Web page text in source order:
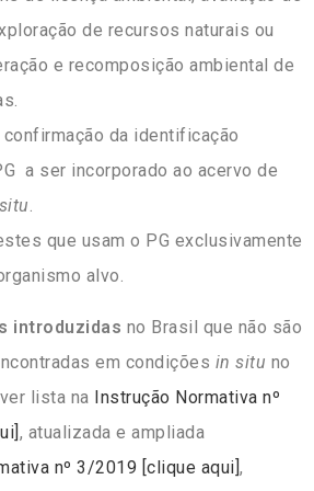
de recursos naturais ou
e recomposição ambiental de
da identificação
a ser incorporado ao acervo de
.
que usam o PG exclusivamente
alvo.
introduzidas no Brasil que não são
em condições in situ no
lista na Instrução Normativa nº
, atualizada e ampliada
nº 3/2019 [clique aqui],